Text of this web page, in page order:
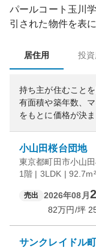
パールコート玉川
引された物件を表
居住用 投資
持ち主が住むこと
有面積や築年数、
をもとに価格が決ま
小山田桜台団地
東京都町田市小山
1階 | 3LDK |
売出 2026年08月
82万円/坪
サンクレイドル